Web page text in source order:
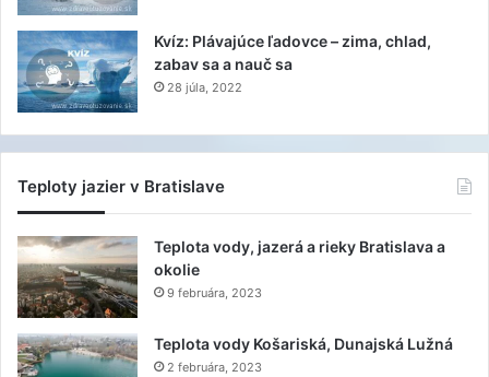
Kvíz: Plávajúce ľadovce – zima, chlad,
zabav sa a nauč sa
28 júla, 2022
Teploty jazier v Bratislave
Teplota vody, jazerá a rieky Bratislava a
okolie
9 februára, 2023
Teplota vody Košariská, Dunajská Lužná
2 februára, 2023